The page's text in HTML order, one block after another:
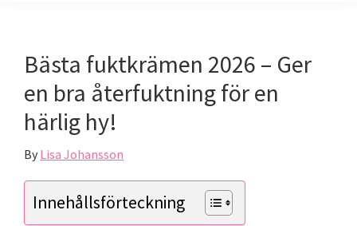
Bästa fuktkrämen 2026 – Ger
en bra återfuktning för en
härlig hy!
By Lisa Johansson
Innehållsförteckning